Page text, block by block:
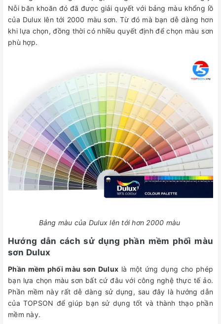
Nỗi băn khoăn đó đã được giải quyết với bảng màu khổng lồ
của Dulux lên tới 2000 màu sơn. Từ đó mà bạn dễ dàng hơn
khi lựa chọn, đồng thời có nhiều quyết định để chọn màu sơn
phù hợp.
Bảng màu của Dulux lên tới hơn 2000 màu
Hướng dẫn cách sử dụng phần mềm phối màu
sơn Dulux
Phần mềm phối màu sơn Dulux là một ứng dụng cho phép
bạn lựa chọn màu sơn bất cứ đâu với công nghệ thực tế ảo.
Phần mềm này rất dễ dàng sử dụng, sau đây là hướng dẫn
của TOPSON để giúp bạn sử dụng tốt và thành thạo phần
mềm này.